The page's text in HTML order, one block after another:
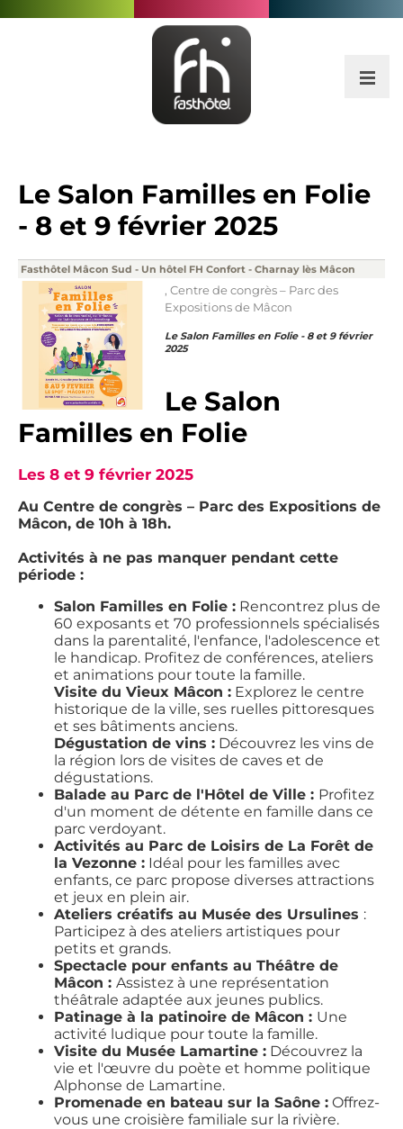
Le Salon Familles en Folie
- 8 et 9 février 2025
Fasthôtel Mâcon Sud - Un hôtel FH Confort - Charnay lès Mâcon
, Centre de congrès – Parc des
Expositions de Mâcon
Le Salon Familles en Folie - 8 et 9 février
2025
Le Salon
Familles en Folie
Les 8 et 9 février 2025
Au Centre de congrès – Parc des Expositions de
Mâcon, de 10h à 18h.
Activités à ne pas manquer pendant cette
période :
Salon Familles en Folie : Rencontrez plus de
60 exposants et 70 professionnels spécialisés
dans la parentalité, l'enfance, l'adolescence et
le handicap. Profitez de conférences, ateliers
et animations pour toute la famille.
Visite du Vieux Mâcon : Explorez le centre
historique de la ville, ses ruelles pittoresques
et ses bâtiments anciens.
Dégustation de vins : Découvrez les vins de
la région lors de visites de caves et de
dégustations.
Balade au Parc de l'Hôtel de Ville : Profitez
d'un moment de détente en famille dans ce
parc verdoyant.
Activités au Parc de Loisirs de La Forêt de
la Vezonne : Idéal pour les familles avec
enfants, ce parc propose diverses attractions
et jeux en plein air.
Ateliers créatifs au Musée des Ursulines :
Participez à des ateliers artistiques pour
petits et grands.
Spectacle pour enfants au Théâtre de
Mâcon : Assistez à une représentation
théâtrale adaptée aux jeunes publics.
Patinage à la patinoire de Mâcon : Une
activité ludique pour toute la famille.
Visite du Musée Lamartine : Découvrez la
vie et l'œuvre du poète et homme politique
Alphonse de Lamartine.
Promenade en bateau sur la Saône : Offrez-
vous une croisière familiale sur la rivière.